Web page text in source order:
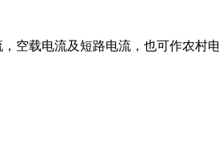
空载电流及短路电流，也可作农村